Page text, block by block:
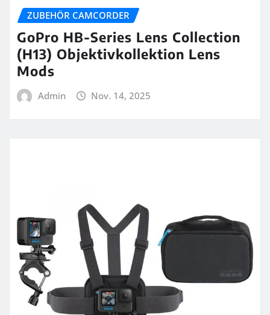
ZUBEHÖR CAMCORDER
GoPro HB-Series Lens Collection
(H13) Objektivkollektion Lens
Mods
Admin Nov. 14, 2025